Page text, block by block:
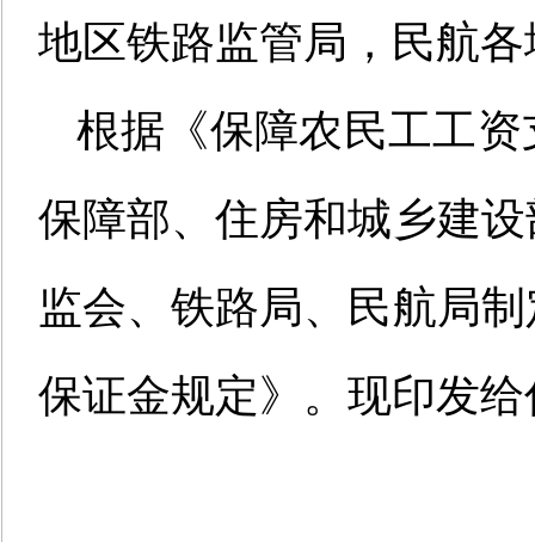
地区铁路监管局 ， 民航各
根据《保障农民工工
保障部、住房和城乡建
监会、铁路局、民航局
保证金规定》。现印发